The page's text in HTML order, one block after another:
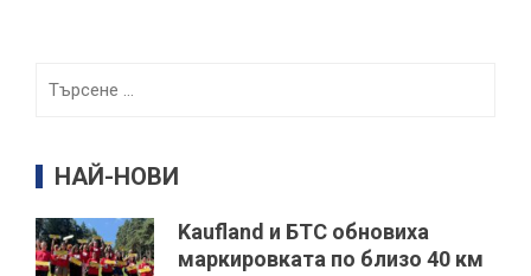
НАЙ-НОВИ
Kaufland и БТС обновиха
маркировката по близо 40 км